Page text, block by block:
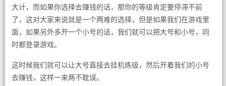
大计，而如果你选择去赚钱的话，那你的等级肯定要停滞不前
了，这对大家来说就是一个两难的选择，但是如果我们在游戏里
面，如果另外多开一个小号的话，我们就可以把大号和小号，同
时都登录游戏。
这时候我们就可以让大号直接去挂机练级，然后开着我们的小号
去赚钱，这样一来两不耽误。